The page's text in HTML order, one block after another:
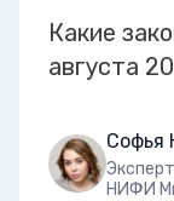
Какие
августа
Софья
НИФИ